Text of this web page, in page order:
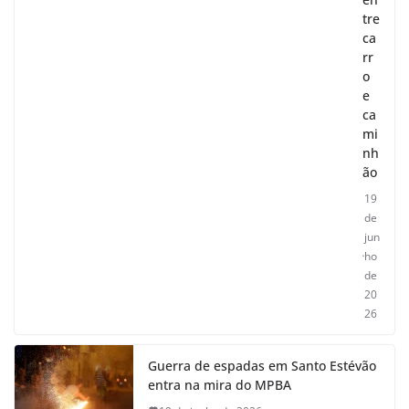
tre
ca
rr
o
e
ca
mi
nh
ão
19
de
jun
ho
de
20
26
Guerra de espadas em Santo Estévão
entra na mira do MPBA